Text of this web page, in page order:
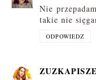
Nie
takie nie
ODPOWIEDZ